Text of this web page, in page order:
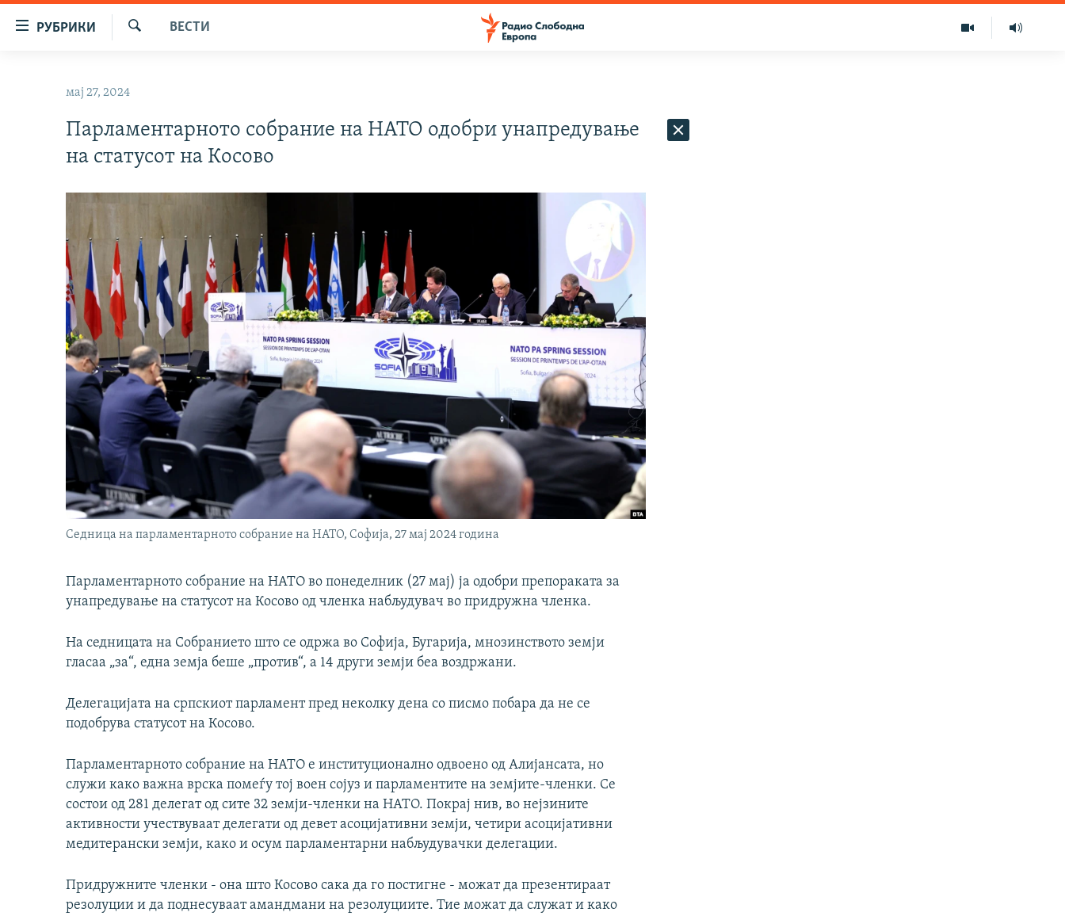
пребарување
РУБРИКИ
ПОДКАСТ ЗОШТО?
ВЕСТИ
мај 27, 2024
Парламентарното собрание на НАТО одобри унапредување
на статусот на Косово
Седница на парламентарното собрание на НАТО, Софија, 27 мај 2024 година
Парламентарното собрание на НАТО во понеделник (27 мај) ја одобри препораката за
унапредување на статусот на Косово од членка набљудувач во придружна членка.
На седницата на Собранието што се одржа во Софија, Бугарија, мнозинството земји
гласаа „за“, една земја беше „против“, а 14 други земји беа воздржани.
Делегацијата на српскиот парламент пред неколку дена со писмо побара да не се
подобрува статусот на Косово.
Парламентарното собрание на НАТО е институционално одвоено од Алијансата, но
служи како важна врска помеѓу тој воен сојуз и парламентите на земјите-членки. Се
состои од 281 делегат од сите 32 земји-членки на НАТО. Покрај нив, во нејзините
активности учествуваат делегати од девет асоцијативни земји, четири асоцијативни
медитерански земји, како и осум парламентарни набљудувачки делегации.
Придружните членки - она што Косово сака да го постигне - можат да презентираат
резолуции и да поднесуваат амандмани на резолуциите. Тие можат да служат и како